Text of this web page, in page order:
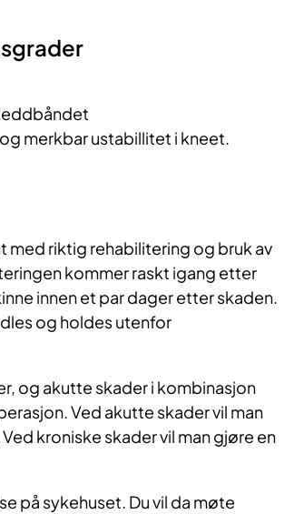
merkbar ustabillitet i kneet.
med riktig rehabilitering og bruk av
kommer raskt igang etter
innen et par dager etter skaden.
og holdes utenfor
og akutte skader i kombinasjon
Ved akutte skader vil man
kroniske skader vil man gjøre en
på sykehuset. Du vil da møte